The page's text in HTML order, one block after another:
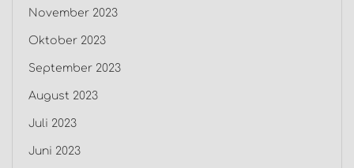
November 2023
Oktober 2023
September 2023
August 2023
Juli 2023
Juni 2023